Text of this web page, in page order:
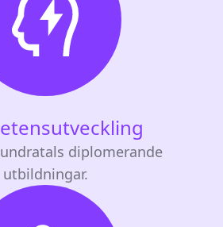
diplomerande
utbildningar.